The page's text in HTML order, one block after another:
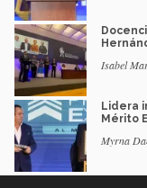
Isabel
Lidera
Mérito
Myrna